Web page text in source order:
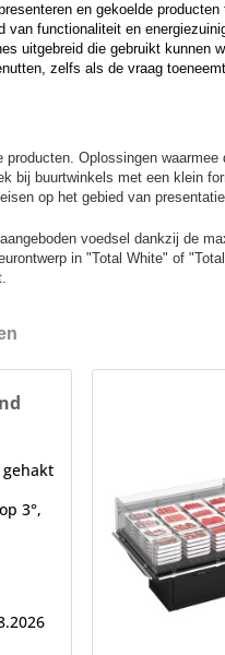
en gekoelde
van functionaliteit en
uitgebreid die gebruikt kunnen
zelfs als de vraag
Oplossingen
bij buurtwinkels met een klein
op het gebied van
voedsel dankzij de
in "Total White" of
3°,